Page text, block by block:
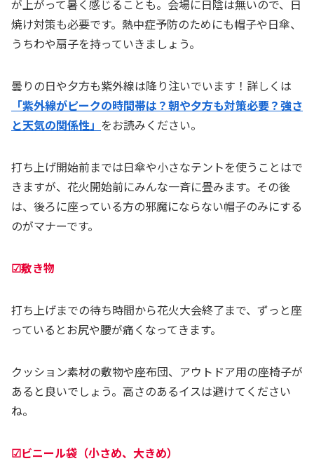
が上がって暑く感じることも。会場に日陰は無いので、日
焼け対策も必要です。熱中症予防のためにも帽子や日傘、
うちわや扇子を持っていきましょう。
曇りの日や夕方も紫外線は降り注いでいます！詳しくは
「紫外線がピークの時間帯は？朝や夕方も対策必要？強さ
と天気の関係性」 をお読みください。
打ち上げ開始前までは日傘や小さなテントを使うことはで
きますが、花火開始前にみんな一斉に畳みます。その後
は、後ろに座っている方の邪魔にならない帽子のみにする
のがマナーです。
☑敷き物
打ち上げまでの待ち時間から花火大会終了まで、ずっと座
っているとお尻や腰が痛くなってきます。
クッション素材の敷物や座布団、アウトドア用の座椅子が
あると良いでしょう。高さのあるイスは避けてください
ね。
☑ビニール袋（小さめ、大きめ）